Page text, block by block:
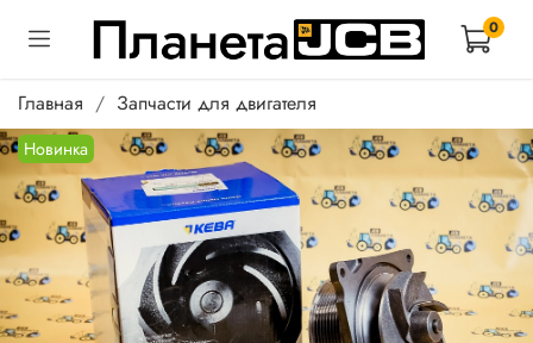
0
Главная Запчасти для двигателя
Новинка